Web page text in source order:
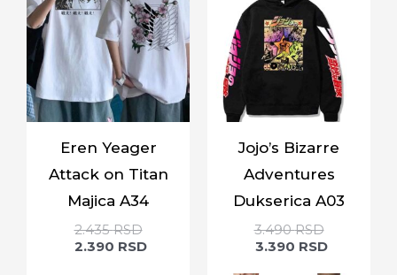
Eren Yeager
Attack on Titan
Majica A34
2.435RSD
2.390 RSD
Jojo’s Bizarre
Adventures
Dukserica A03
3.490RSD
3.390 RSD